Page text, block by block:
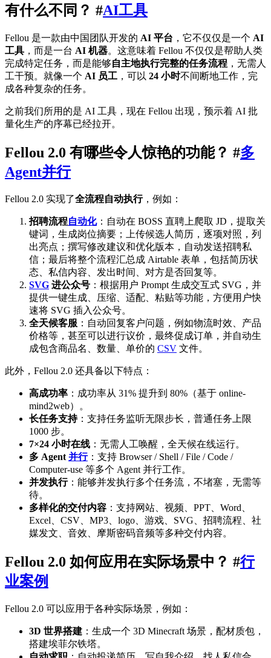
有什么不同？ #AI工具
Fellou 是一款由中国团队开发的 AI 平台 ，它不仅仅是一个 AI
工具 ，而是一台 AI 机器。这意味着 Fellou 不仅仅是帮助人类
完成特定任务，而是能够自主地执行完整的任务流程 ，无需人
工干预。就像一个 AI 员工 ，可以 24 小时不间断地工作，完
成各种复杂的任务。
之前我们所用的是 AI 工具，现在 Fellou 出现，预示着 AI 批
量化生产的序幕已经拉开。
Fellou 2.0 有哪些令人惊艳的功能？ #多
Agent并行
Fellou 2.0 实现了全流程自动执行，例如：
招聘流程自动化：自动在 BOSS 直聘上爬取 JD，提取关
键词，生成岗位摘要；上传候选人简历，逐项对照，列
出亮点；撰写修改建议和优化版本，自动发送招聘私
信；最后将整个流程汇总成 Airtable 表单，包括简历状
态、私信内容、发出时间、对方是否回复等。
SVG 进公众号 ：根据用户 Prompt 生成交互式 SVG，并
提供一键生成、压缩、适配、粘贴等功能，方便用户快
速将 SVG 插入公众号。
全天候客服 ：自动回复客户问题，例如物流时效、产品
价格等，甚至可以进行议价，最终促成订单，并自动生
成包含商品名、数量、单价的 CSV 文件。
此外，Fellou 2.0 还具备以下特点：
高成功率 ：成功率从 31% 提升到 80%（基于 online-
mind2web）。
长任务支持：支持任务监听无限步长，普通任务上限
1000 步。
7×24 小时在线 ：无需人工唤醒，全天候在线运行。
多 Agent并行：支持 Browser / Shell / File / Code /
Computer-use 等多个 Agent 并行工作。
并发执行：能够并发执行多个任务流，不堵塞，无需等
待。
多样化的交付内容 ：支持网站、视频、PPT、Word、
Excel、CSV、MP3、logo、游戏、SVG、招聘流程、社
媒发文、音效、摩斯密码音频等多种交付内容。
Fellou 2.0 如何应用在实际场景中？ #行
业案例
Fellou 2.0 可以应用于各种实际场景，例如：
3D 世界搭建 ：生成一个 3D Minecraft 场景，配材质包，
搭建埃菲尔铁塔。